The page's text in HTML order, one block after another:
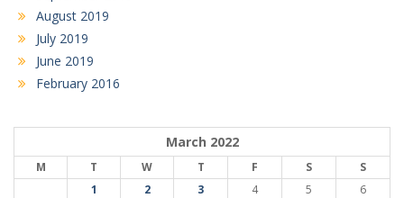
August 2019
July 2019
June 2019
February 2016
March 2022
M T W T F S
S
1
2 3 4 5
6